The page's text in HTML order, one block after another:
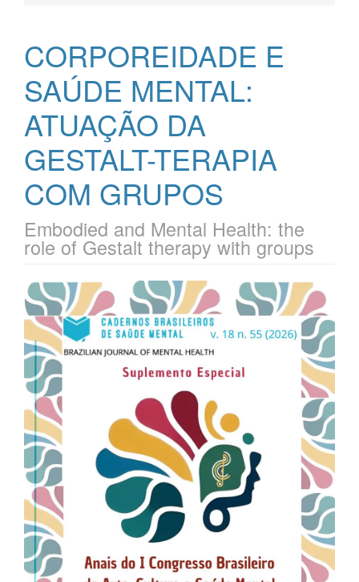
CORPOREIDADE E
SAÚDE MENTAL:
ATUAÇÃO DA
GESTALT-TERAPIA
COM GRUPOS
Embodied and Mental Health: the
role of Gestalt therapy with groups
Barra
lateral
de
artigos